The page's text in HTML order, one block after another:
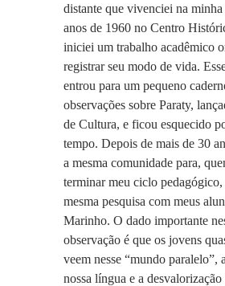
distante que vivenciei na
anos de 1960 no Centro
iniciei um trabalho acadêmico
registrar seu modo de vida.
entrou para um pequeno
observações sobre Paraty,
de Cultura, e ficou esquecido
tempo. Depois de mais de 30
a mesma comunidade para,
terminar meu ciclo pedagógico,
mesma pesquisa com meus
Marinho. O dado importante
observação é que os jovens
veem nesse “mundo paralelo”,
nossa língua e a